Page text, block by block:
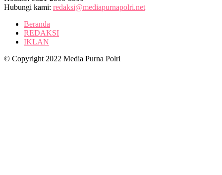
Hubungi kami: redaksi@mediapurnapolri.net
Beranda
REDAKSI
IKLAN
© Copyright 2022 Media Purna Polri